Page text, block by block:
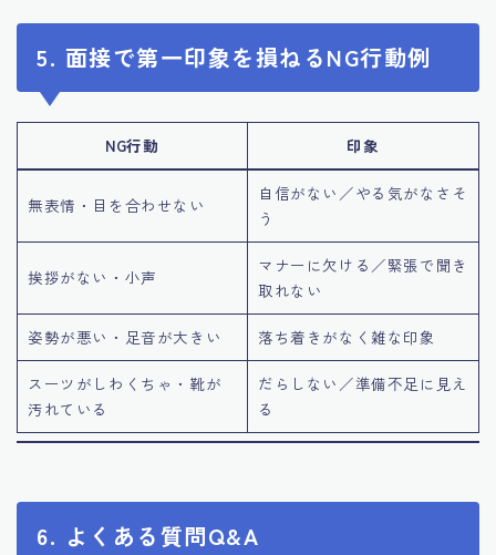
5. 面接で第一印象を損ねるNG行動例
NG行動 印象
無表情・目を合わせない
自信がない／やる気がなさそ
う
挨拶がない・小声
マナーに欠ける／緊張で聞き
取れない
姿勢が悪い・足音が大きい 落ち着きがなく雑な印象
スーツがしわくちゃ・靴が
汚れている
だらしない／準備不足に見え
る
6. よくある質問Q&A